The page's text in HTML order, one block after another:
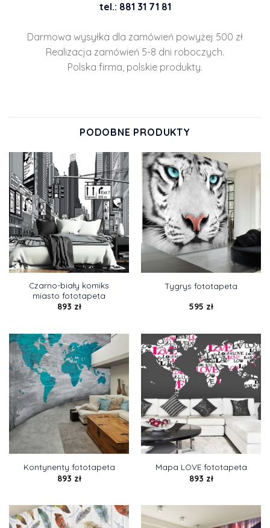
tel.: 881 31 71 81
Darmowa wysyłka dla zamówień powyżej 500 zł
Realizacja zamówień 5-8 dni roboczych.
Polska firma, polskie produkty.
PODOBNE PRODUKTY
Czarno-biały komiks
miasto fototapeta
893 zł
Tygrys fototapeta
595 zł
Kontynenty fototapeta
893 zł
Mapa LOVE fototapeta
893 zł